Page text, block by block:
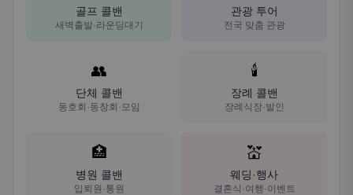
골프 콜밴
새벽출발·라운딩대기
관광 투어
전국 맞춤 관광
👥
단체 콜밴
동호회·동창회·모임
🕯️
장례 콜밴
장례식장·발인
🏥
병원 콜밴
입퇴원·통원
💒
웨딩·행사
결혼식·여행·이벤트